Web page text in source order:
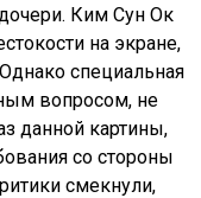
Ким Сун Ок
на экране,
специальная
вопросом, не
данной картины,
со стороны
смекнули,